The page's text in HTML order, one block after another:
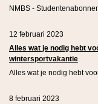
NMBS -
12 februari 2023
Alles wat je nodig hebt
wintersportvakantie
Alles wat je nodig hebt
8 februari 2023